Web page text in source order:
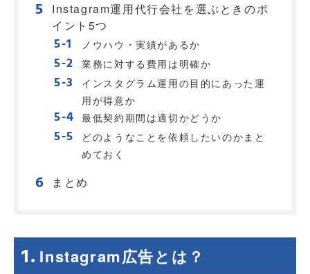
Instagram運用代行会社を選ぶときのポ
イント5つ
ノウハウ・実績があるか
業務に対する費用は明確か
インスタグラム運用の目的にあった運
用が得意か
最低契約期間は適切かどうか
どのようなことを依頼したいのかまと
めておく
まとめ
Instagram広告とは？